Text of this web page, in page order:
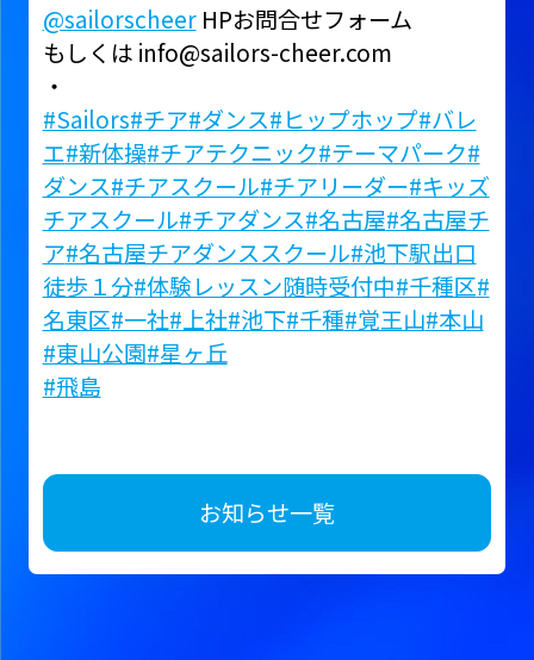
@sailorscheerHPお問合せフォーム
もしくは info@sailors-cheer.com
・
#Sailors#チア#ダンス#ヒップホップ#バレ
エ#新体操#チアテクニック#テーマパーク#
ダンス#チアスクール#チアリーダー#キッズ
チアスクール#チアダンス#名古屋#名古屋チ
ア#名古屋チアダンススクール#池下駅出口
徒歩１分#体験レッスン随時受付中#千種区#
名東区#一社#上社#池下#千種#覚王山#本山
#東山公園#星ヶ丘
#飛島
お知らせ一覧